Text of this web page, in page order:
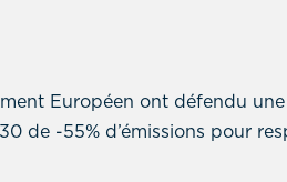
Européen ont défendu
de -55% d’émissions pour